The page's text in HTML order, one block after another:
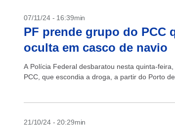
07/11/24 - 16:39min
PF prende grupo do PCC
oculta em casco de navio
A Polícia Federal desbaratou nesta quinta-
PCC, que escondia a droga, a partir do Porto
21/10/24 - 20:29min